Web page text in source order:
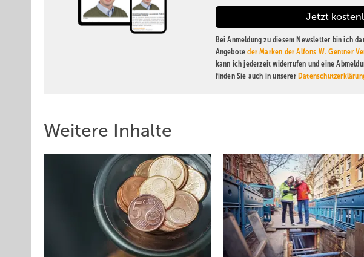
Bei Anmeldung zu diesem Newsletter bin ich
Angeboteder Marken der Alfons W. Gentner
kann ich jederzeit widerrufen und eine
finden Sie auch in unserer
Weitere Inhalte